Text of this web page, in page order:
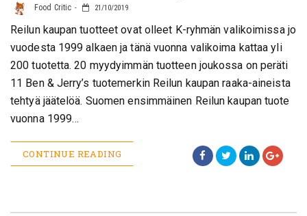
Food Critic 21/10/2019
Reilun kaupan tuotteet ovat olleet K-ryhmän valikoimissa jo
vuodesta 1999 alkaen ja tänä vuonna valikoima kattaa yli
200 tuotetta. 20 myydyimmän tuotteen joukossa on peräti
11 Ben & Jerry’s tuotemerkin Reilun kaupan raaka-aineista
tehtyä jäätelöä. Suomen ensimmäinen Reilun kaupan tuote
vuonna 1999…
CONTINUE READING